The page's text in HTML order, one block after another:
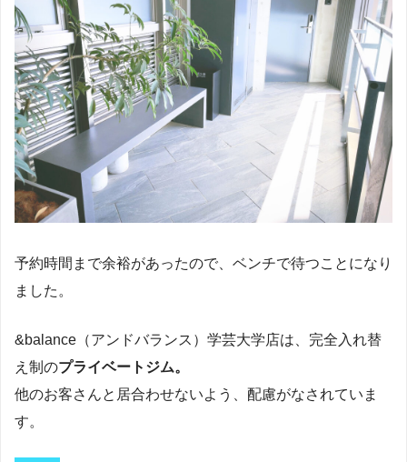
予約時間まで余裕があったので、ベンチで待つことになり
ました。
&balance（アンドバランス）学芸大学店は、完全入れ替
え制のプライベートジム。
他のお客さんと居合わせないよう、配慮がなされていま
す。